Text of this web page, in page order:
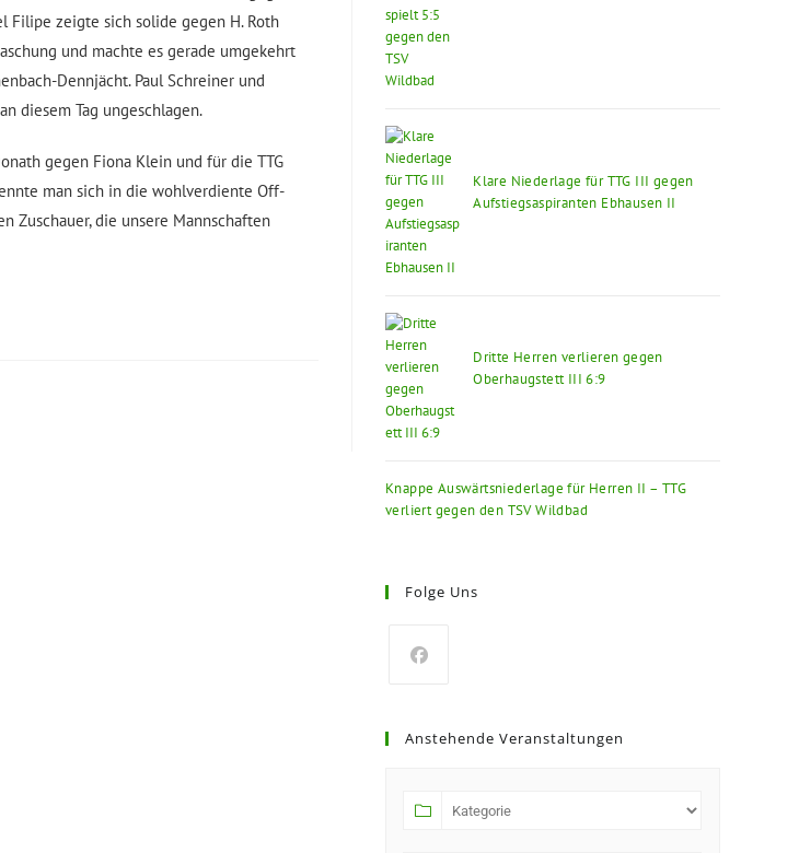
Filipe zeigte sich solide gegen H. Roth
und machte es gerade umgekehrt
Dennjächt. Paul Schreiner und
diesem Tag ungeschlagen.
gegen Fiona Klein und für die TTG
man sich in die wohlverdiente Off-
Zuschauer, die unsere Mannschaften
Klare Niederlage für TTG III gegen
Aufstiegsaspiranten Ebhausen II
Dritte Herren verlieren gegen
Oberhaugstett III 6:9
Knappe Auswärtsniederlage für Herren II – TTG
verliert gegen den TSV Wildbad
Folge Uns
Anstehende Veranstaltungen